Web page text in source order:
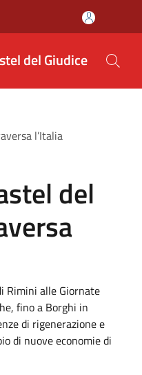
del Giudice
l’Italia
del
Rimini alle Giornate
fino a Borghi in
di rigenerazione e
di nuove economie di